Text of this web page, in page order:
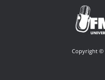
Copyright ©